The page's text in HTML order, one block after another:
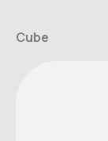
Cube